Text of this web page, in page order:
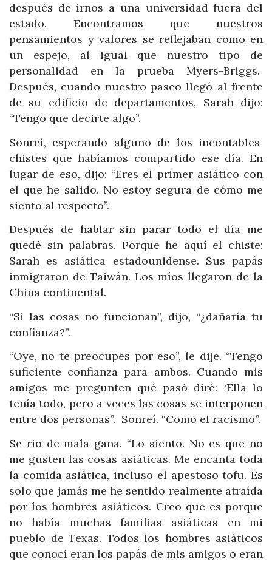
después de irnos a una universidad fuera del
estado. Encontramos que nuestros
pensamientos y valores se reflejaban como en
un espejo, al igual que nuestro tipo de
personalidad en la prueba Myers-Briggs.
Después, cuando nuestro paseo llegó al frente
de su edificio de departamentos, Sarah dijo:
“Tengo que decirte algo”.
Sonreí, esperando alguno de los incontables
chistes que habíamos compartido ese día. En
lugar de eso, dijo: “Eres el primer asiático con
el que he salido. No estoy segura de cómo me
siento al respecto”.
Después de hablar sin parar todo el día me
quedé sin palabras. Porque he aquí el chiste:
Sarah es asiática estadounidense. Sus papás
inmigraron de Taiwán. Los míos llegaron de la
China continental.
“Si las cosas no funcionan”, dijo, “¿dañaría tu
confianza?”.
“Oye, no te preocupes por eso”, le dije. “Tengo
suficiente confianza para ambos. Cuando mis
amigos me pregunten qué pasó diré: ‘Ella lo
tenía todo, pero a veces las cosas se interponen
entre dos personas”. Sonreí. “Como el racismo”.
Se rio de mala gana. “Lo siento. No es que no
me gusten las cosas asiáticas. Me encanta toda
la comida asiática, incluso el apestoso tofu. Es
solo que jamás me he sentido realmente atraída
por los hombres asiáticos. Creo que es porque
no había muchas familias asiáticas en mi
pueblo de Texas. Todos los hombres asiáticos
que conocí eran los papás de mis amigos o eran